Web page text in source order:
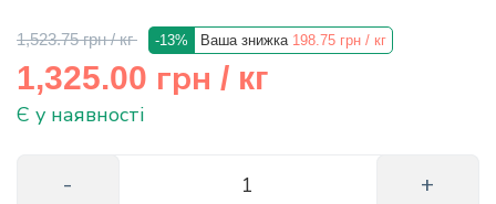
1,523.75 грн / кг -13% Ваша знижка 198.75 грн / кг
1,325.00 грн / кг
Є у наявності